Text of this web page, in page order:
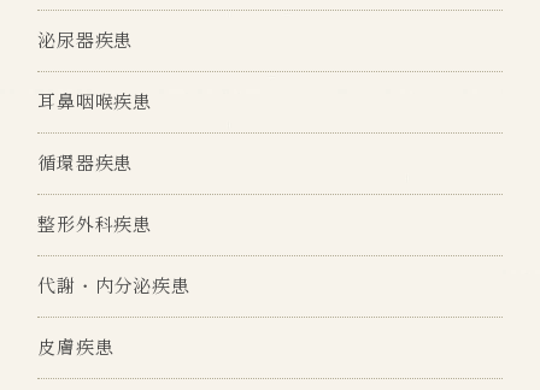
泌尿器疾患
耳鼻咽喉疾患
循環器疾患
整形外科疾患
代謝・内分泌疾患
皮膚疾患